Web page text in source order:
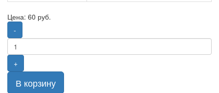
Цена: 60 руб.
-
+
В корзину